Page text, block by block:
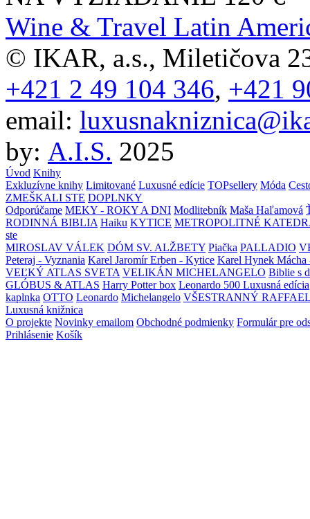
Wine & Travel Latin
© IKAR, a.s., Miletičova
+421 2 49 104 346, +421
email:
by: A.I.S. 2025
Úvod Knihy
Exkluzívne knihy Limitované Luxusné edície TOPsellery Móda
ZMEŠKALI STE DOPLNKY
Odporúčame MEKY - ROKY A DNI Modlitebník Maša Haľamová
RODINNÁ BIBLIA Haiku KYTICE METROPOLITNÉ
ste
MIROSLAV VÁLEK DÓM SV. ALŽBETY Piačka PALLADIO
Peteraj - Vyznania Karel Jaromír Erben - Kytice Karel Hynek Mácha
VEĽKÝ ATLAS SVETA VELIKÁN MICHELANGELO Biblie s
GLÓBUS & ATLAS Harry Potter box Leonardo 500 Luxusná edícia
kaplnka OTTO Leonardo Michelangelo VŠESTRANNÝ
Luxusná knižnica
O projekte Novinky emailom Obchodné podmienky Formulár pre
Prihlásenie Košík